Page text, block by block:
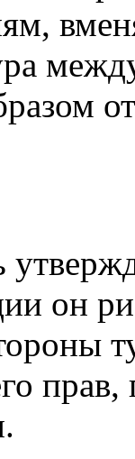
он
прав,